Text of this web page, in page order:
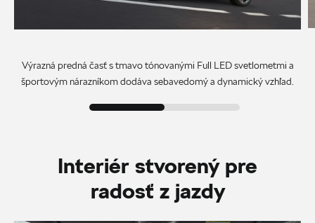
Výrazná predná časť s tmavo tónovanými Full LED svetlometmi a
športovým nárazníkom dodáva sebavedomý a dynamický vzhľad.
Interiér stvorený pre
radosť z jazdy